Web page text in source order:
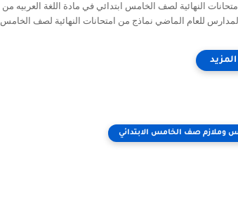
النهائية لصف الخامس ابتدائي في مادة اللغة العربيه من
للعام الماضي نماذج من امتحانات النهائية لصف الخامس
وملازم صف الخامس الابتدائي